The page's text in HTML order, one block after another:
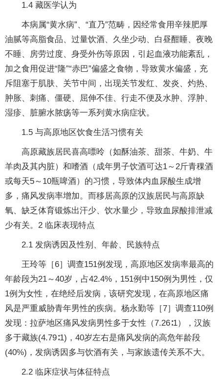
1.4 藏医学认为
本病属“黄水病”、“直乃”范畴，因经常食用辛辣肥厚
油腻等高脂食品、过量饮酒、久坐少动、白昼酣睡、夜晚
不睡、房劳过度、身受外伤等原因，引起血液功能紊乱，
加之食用促进“隆”“赤巴”偏盛之食物，导致黄水偏盛，充
斥阻塞于肌肤、关节中间，出现关节发红、发炎、灼热、
肿胀、刺痛、僵硬、屈伸不佳、行走不便及水肿、浮肿、
湿疹、脏腑水脓疡等一系列黄水病症状。
1.5 与高原地区饮食生活习惯有关
高原藏族居民喜高嘌呤（如酥油茶、甜茶、牛奶、牛
羊肉及其内脏）和嗜酒（成年男子饮酒可达1～2斤青稞酒
或每天5～10瓶啤酒）的习惯，导致体内血尿酸生成增
多，痛风发病率增加。而移居高原的汉族居民与高原缺
氧、缺乏体育锻炼出汗少、饮水量少，导致血尿酸排泄减
少有关。2 临床表现特点
2.1 发病诱因及性别、年龄、民族特点
王玲等［6］调查151例发现，高原地区发病率最高的
年龄段为21～40岁，占42.4%，151例中150例为男性，仅
1例为女性，在绝经后发病，该研究发现，在高原地区痛
风是严重威胁青年男性的疾病。杨永勤等［7］调查110例
发现：拉萨地区痛风发病男性多于女性（7.26∶1），汉族
多于藏族(4.79∶1)，40岁左右是痛风发病的高危年龄段
(40%)，发病诱因多与饮酒有关，与家族遗传关系不大。
2.2 临床症状与体征特点